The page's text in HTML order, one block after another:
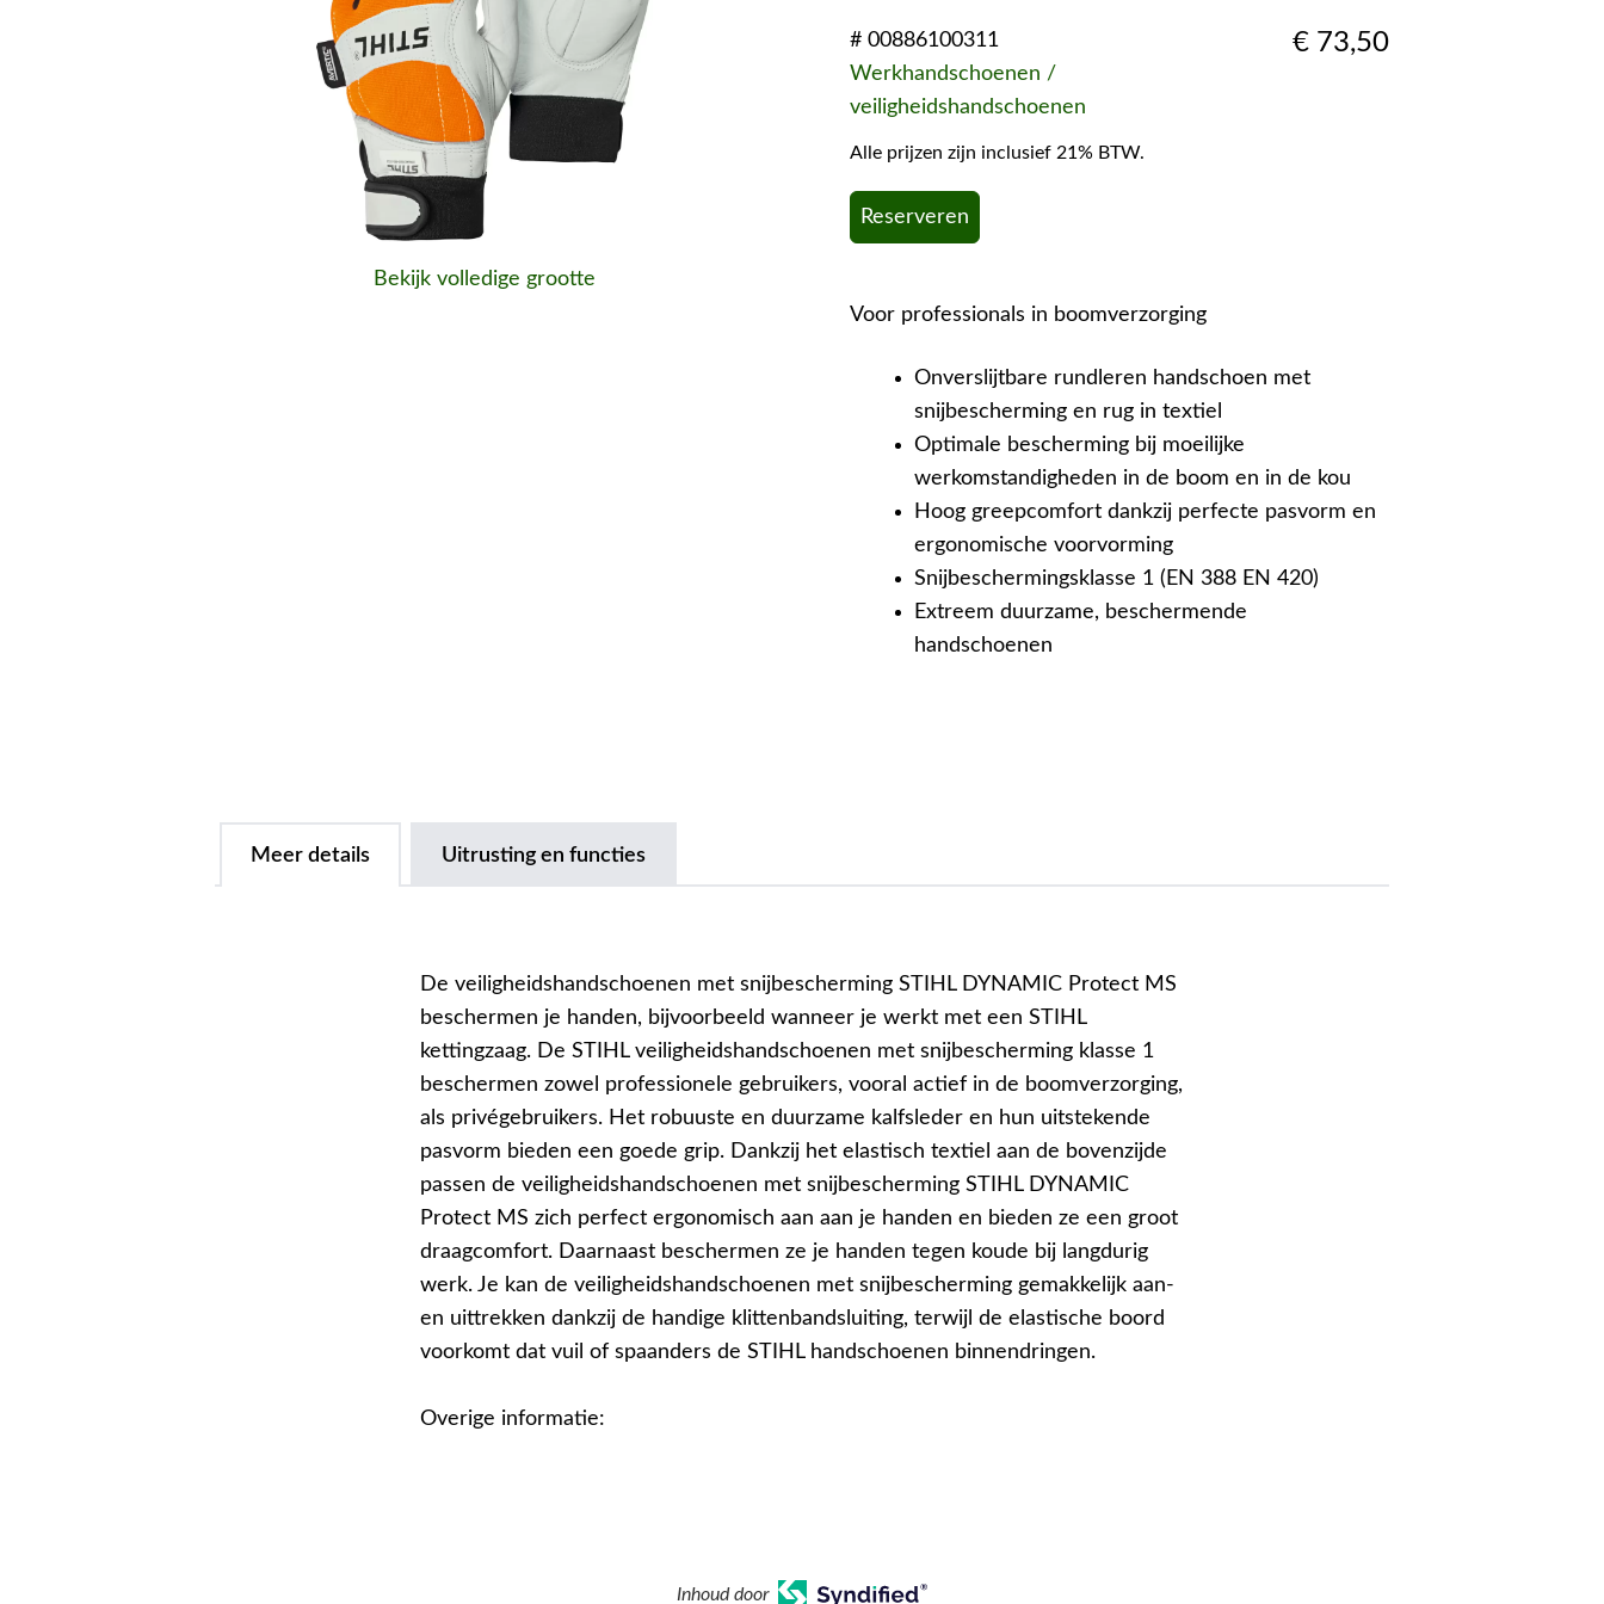
Bekijk volledige grootte
# 00886100311
Werkhandschoenen /
veiligheidshandschoenen
€73,50
Alle prijzen zijn inclusief 21% BTW.
Reserveren
Voor professionals in boomverzorging
Onverslijtbare rundleren handschoen met
snijbescherming en rug in textiel
Optimale bescherming bij moeilijke
werkomstandigheden in de boom en in de kou
Hoog greepcomfort dankzij perfecte pasvorm en
ergonomische voorvorming
Snijbeschermingsklasse 1 (EN 388 EN 420)
Extreem duurzame, beschermende
handschoenen
Meer details Uitrusting en functies
De veiligheidshandschoenen met snijbescherming STIHL DYNAMIC Protect MS
beschermen je handen, bijvoorbeeld wanneer je werkt met een STIHL
kettingzaag. De STIHL veiligheidshandschoenen met snijbescherming klasse 1
beschermen zowel professionele gebruikers, vooral actief in de boomverzorging,
als privégebruikers. Het robuuste en duurzame kalfsleder en hun uitstekende
pasvorm bieden een goede grip. Dankzij het elastisch textiel aan de bovenzijde
passen de veiligheidshandschoenen met snijbescherming STIHL DYNAMIC
Protect MS zich perfect ergonomisch aan aan je handen en bieden ze een groot
draagcomfort. Daarnaast beschermen ze je handen tegen koude bij langdurig
werk. Je kan de veiligheidshandschoenen met snijbescherming gemakkelijk aan-
en uittrekken dankzij de handige klittenbandsluiting, terwijl de elastische boord
voorkomt dat vuil of spaanders de STIHL handschoenen binnendringen.
Overige informatie:
Inhoud door